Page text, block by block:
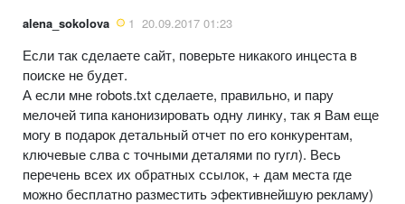
alena_sokolova 1 20.09.2017 01:23
Если так сделаете сайт, поверьте никакого инцеста в
поиске не будет.
А если мне robots.txt сделаете, правильно, и пару
мелочей типа канонизировать одну линку, так я Вам еще
могу в подарок детальный отчет по его конкурентам,
ключевые слва с точными деталями по гугл). Весь
перечень всех их обратных ссылок, + дам места где
можно бесплатно разместить эфективнейшую рекламу)